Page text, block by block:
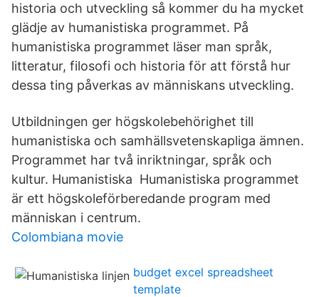
historia och utveckling så kommer du ha mycket
glädje av humanistiska programmet. På
humanistiska programmet läser man språk,
litteratur, filosofi och historia för att förstå hur
dessa ting påverkas av människans utveckling.
Utbildningen ger högskolebehörighet till
humanistiska och samhällsvetenskapliga ämnen.
Programmet har två inriktningar, språk och
kultur. Humanistiska Humanistiska programmet
är ett högskoleförberedande program med
människan i centrum.
Colombiana movie
budget excel spreadsheet
template